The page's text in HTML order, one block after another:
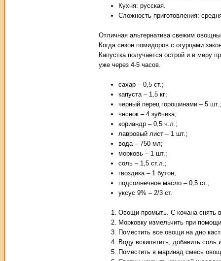
Кухня: русская.
Сложность приготовления:
Отличная альтернатива свежим
Когда сезон помидоров с огурцами
Капустка получается острой и в меру
уже через 4-5 часов.
сахар – 0,5 ст.;
капуста – 1,5 кг;
черный перец горошинами – 5 шт.;
чеснок – 4 зубчика;
кориандр – 0,5 ч.л.;
лавровый лист – 1 шт.;
вода – 750 мл;
морковь – 1 шт.;
соль – 1,5 ст.л.;
гвоздика – 1 бутон;
подсолнечное масло – 0,5 ст.;
уксус 9% – 2/3 ст.
Овощи промыть. С кочана снять
Морковку измельчить при
Поместить все овощи на дно
Воду вскипятить, добавить соль
Поместить в маринад смесь